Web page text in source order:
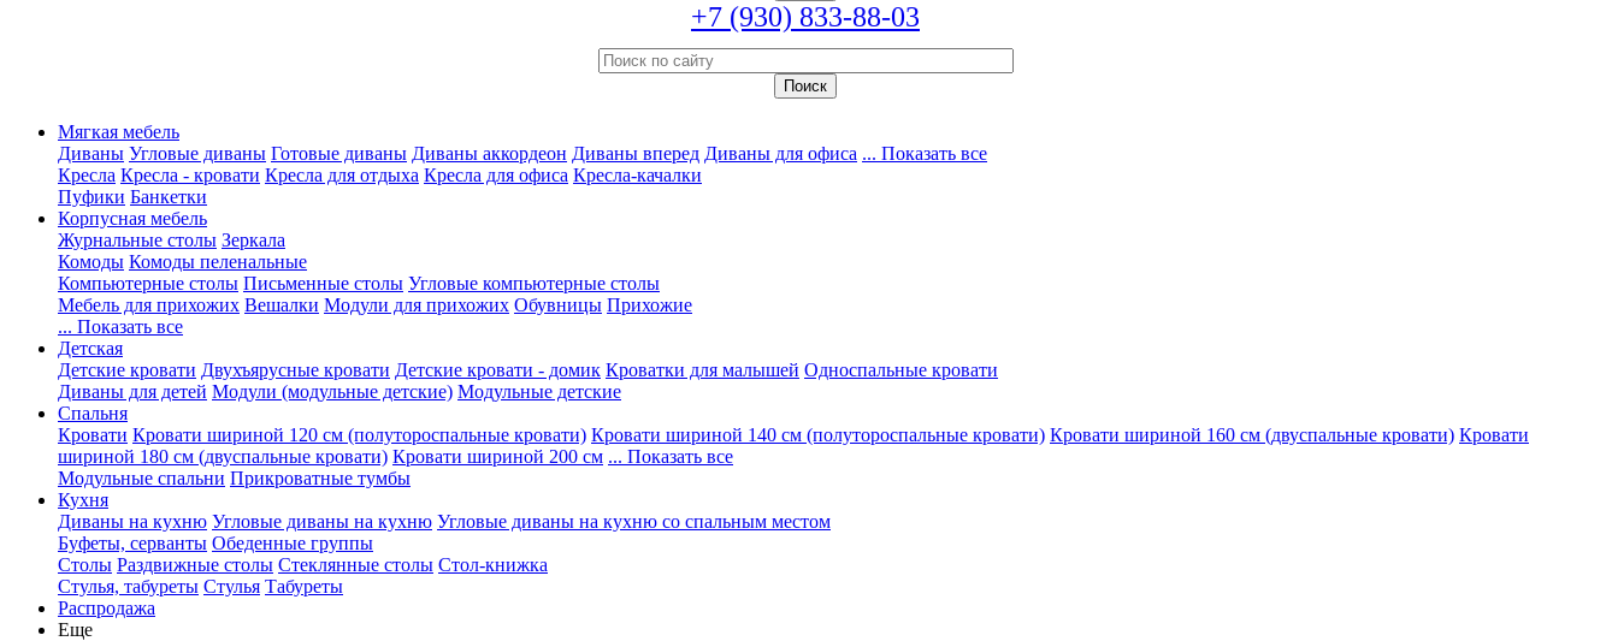
+7 (930) 833-88-03
Мягкая мебель
Диваны Угловые диваны Готовые диваны Диваны аккордеон Диваны вперед Диваны для офиса ... Показать все
Кресла Кресла - кровати Кресла для отдыха Кресла для офиса Кресла-качалки
Пуфики Банкетки
Корпусная мебель
Журнальные столы Зеркала
Комоды Комоды пеленальные
Компьютерные столы Письменные столы Угловые компьютерные столы
Мебель для прихожих Вешалки Модули для прихожих Обувницы Прихожие
... Показать все
Детская
Детские кровати Двухъярусные кровати Детские кровати - домик Кроватки для малышей Односпальные кровати
Диваны для детей Модули (модульные детские) Модульные детские
Спальня
Кровати Кровати шириной 120 см (полутороспальные кровати) Кровати шириной 140 см (полутороспальные кровати) Кровати шириной 160 см (двуспальные кровати) Кровати
шириной 180 см (двуспальные кровати) Кровати шириной 200 см ... Показать все
Модульные спальни Прикроватные тумбы
Кухня
Диваны на кухню Угловые диваны на кухню Угловые диваны на кухню со спальным местом
Буфеты, серванты Обеденные группы
Столы Раздвижные столы Стеклянные столы Стол-книжка
Стулья, табуреты Стулья Табуреты
Распродажа
Еще